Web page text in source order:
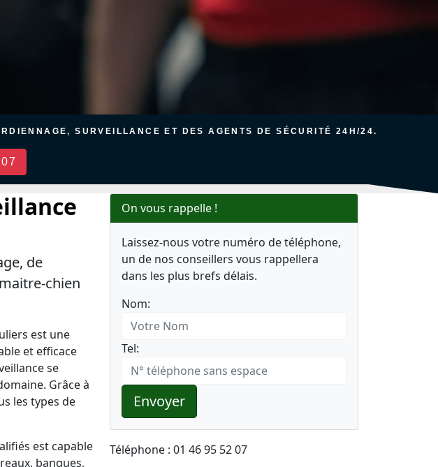
SURVEILLANCE ET DES AGENTS DE SÉCURITÉ 24H/24.
de
chien
est une
et efficace
se
Grâce à
les types de
est capable
banques,
On vous rappelle !
Laissez-nous votre numéro de téléphone,
un de nos conseillers vous rappellera
dans les plus brefs délais.
Nom:
Tel:
Envoyer
Téléphone : 01 46 95 52 07